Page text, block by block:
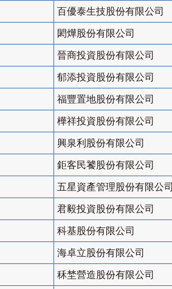
百優泰生技股份有限公司
閎燁股份有限公司
晉商投資股份有限公司
郁添投資股份有限公司
福豐置地股份有限公司
樺祥投資股份有限公司
興泉利股份有限公司
鉅客民饕股份有限公司
五星資產管理股份有限公司
君毅投資股份有限公司
科基股份有限公司
海卓立股份有限公司
秝埜營造股份有限公司